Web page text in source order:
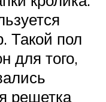
Такой пол
для того,
решетка